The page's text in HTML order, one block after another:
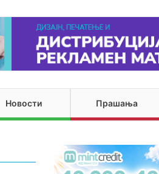
Новости Прашања